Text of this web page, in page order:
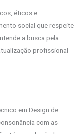
éticos e
social que respeite
a busca pela
profissional
em Design de
com as